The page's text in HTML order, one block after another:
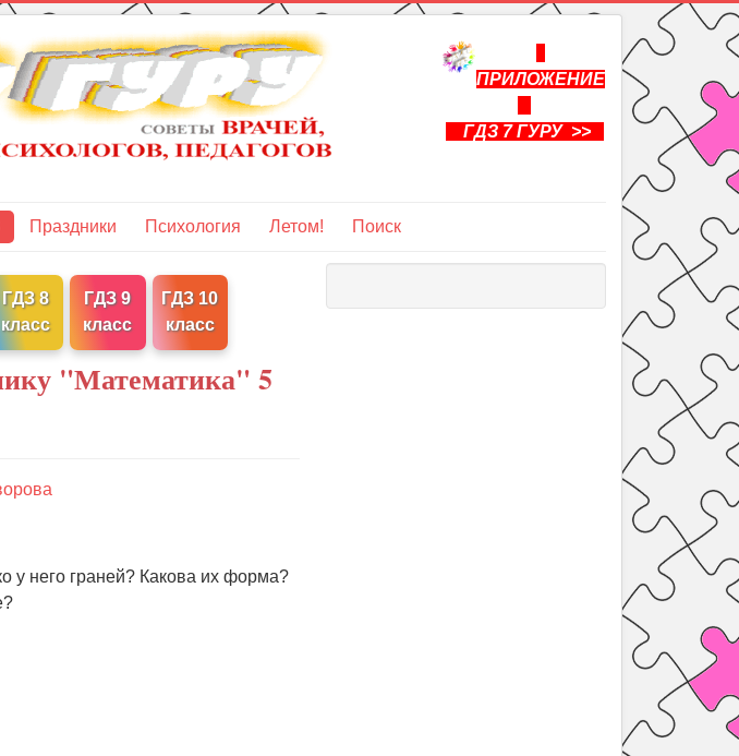
ПРИЛОЖЕНИЕ
ГДЗ 7 ГУРУ >>
Праздники Психология Летом! Поиск
ГДЗ 8
класс
ГДЗ 9
класс
ГДЗ 10
класс
"Математика" 5
у него граней? Какова их форма?